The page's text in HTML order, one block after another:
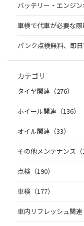
バッテリー・エンジ
車検で代車が必要な
パンク点検無料、即日
カテゴリ
タイヤ関連（276）
ホイール関連（136）
オイル関連（33）
その他メンテナンス（
点検（190）
車検（177）
車内リフレッシュ関連